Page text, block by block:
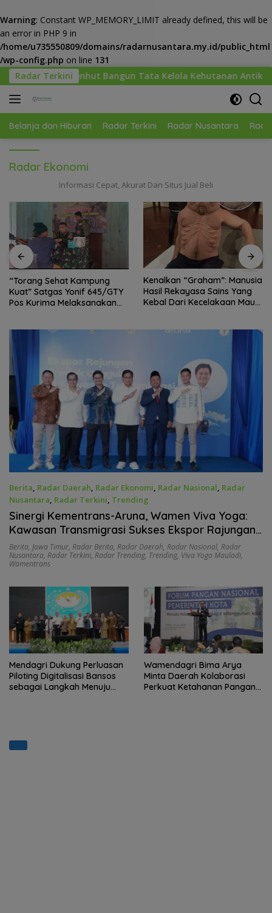
Warning: Constant WP_MEMORY_LIMIT already defined, this will be
an error in PHP 9 in
/home/u735550809/domains/radarnusantara.my.id/public_html
/wp-config.php on line 131
Langsung
ke
konten
Radar Terkini
Tata Kelola Kehutanan Antikorupsi “Torang
Belanja dan Hiburan Radar Terkini Radar Nusantara
Radar Ekonomi
Informasi Cepat, Akurat Dan Situs Jual Beli
“Torang Sehat Kampung
Kuat” Satgas Yonif 645/GTY
Pos Kurima Melaksanakan
Kenalkan “Graham”: Manusia
Hasil Rekayasa Sains Yang
Kebal Dari Kecelakaan Maut
Berita, Radar Daerah, Radar Ekonomi, Radar Nasional, Radar
Nusantara, Radar Terkini, Trending
Juni 30, 2026
Sinergi Kementrans-Aruna, Wamen Viva Yoga:
Kawasan Transmigrasi Sukses Ekspor Rajungan
Ke Pasar Global
Berita, Jawa Timur, Radar Berita, Radar Daerah, Radar Nasional, Radar
Nusantara, Radar Terkini, Radar Trending, Trending, Viva Yoga Mauladi,
Wamentrans
Mendagri Dukung Perluasan
Piloting Digitalisasi Bansos
sebagai Langkah Menuju
Wamendagri Bima Arya
Minta Daerah Kolaborasi
Perkuat Ketahanan Pangan